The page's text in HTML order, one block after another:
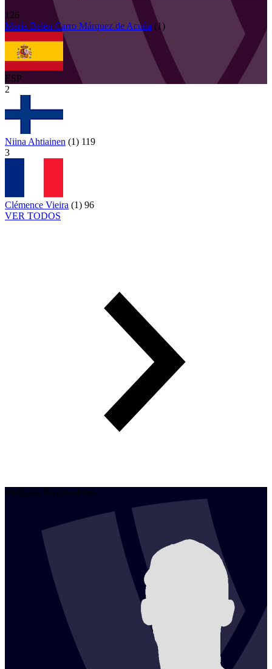
126
María Belén Carro Márquez de Acuña (1)
ESP
2
Niina Ahtiainen (1) 119
3
Clémence Vieira (1) 96
VER TODOS
Melhores Bloqueadores